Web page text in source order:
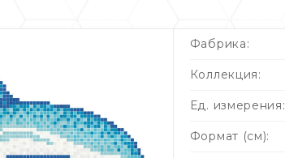
Фабрика:
Коллекция:
Ед. измерения:
Формат (см):